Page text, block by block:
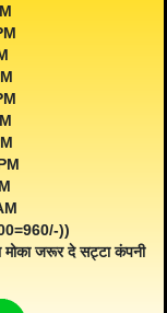
))
मोका जरूर दे सट्टा कंपनी